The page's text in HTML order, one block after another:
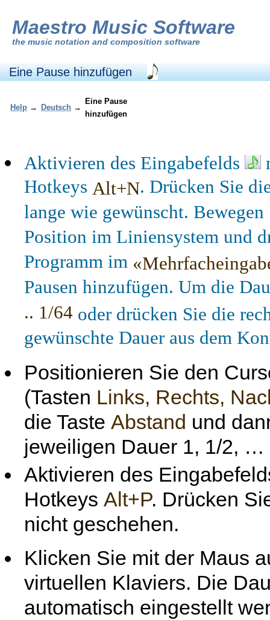
Maestro Music Software
the music notation and composition software
Eine Pause hinzufügen
Help → Deutsch →
Eine Pause
hinzufügen
Aktivieren des Eingabefelds
Hotkeys Alt+N. Drücken Sie
lange wie gewünscht.
Position im Liniensystem und
Programm im
Pausen hinzufügen. Um die
.. 1/64 oder drücken Sie die
gewünschte Dauer aus dem
Positionieren Sie den
(Tasten Links, Rechts,
die Taste Abstand und
jeweiligen Dauer 1, 1/2, …
Aktivieren des
Hotkeys Alt+P. Drücken
nicht geschehen.
Klicken Sie mit der Maus
virtuellen Klaviers. Die
automatisch eingestellt